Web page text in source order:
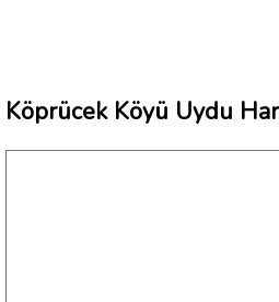
Köprücek Köyü Uydu